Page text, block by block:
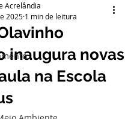
inaugura novas
na Escola
Acrelândia
2025 1 min de leitura